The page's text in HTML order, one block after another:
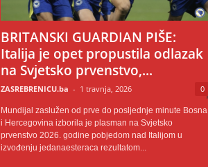
BRITANSKI GUARDIAN PIŠE:
Italija je opet propustila odlazak
na Svjetsko prvenstvo,...
ZASREBRENICU.ba - 1 travnja, 2026 0
Mundijal zaslužen od prve do posljednje minute Bosna
i Hercegovina izborila je plasman na Svjetsko
prvenstvo 2026. godine pobjedom nad Italijom u
izvođenju jedanaesteraca rezultatom...